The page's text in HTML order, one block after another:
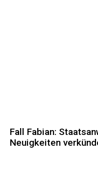
Fall Fabian:
Neuigkeiten